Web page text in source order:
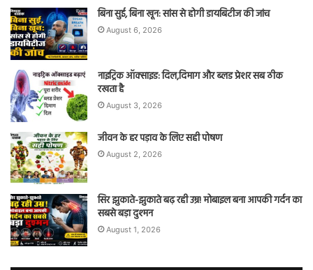
बिना सुई, बिना खून: सांस से होगी डायबिटीज की जांच
August 6, 2026
नाइट्रिक ऑक्साइड: दिल,दिमाग और ब्लड प्रेशर सब ठीक
रखता है
August 3, 2026
जीवन के हर पड़ाव के लिए सही पोषण
August 2, 2026
सिर झुकाते-झुकाते बढ़ रही उम्र! मोबाइल बना आपकी गर्दन का
सबसे बड़ा दुश्मन
August 1, 2026